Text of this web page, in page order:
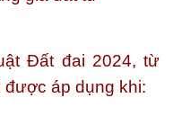
Đất đai 2024, từ
được áp dụng khi: